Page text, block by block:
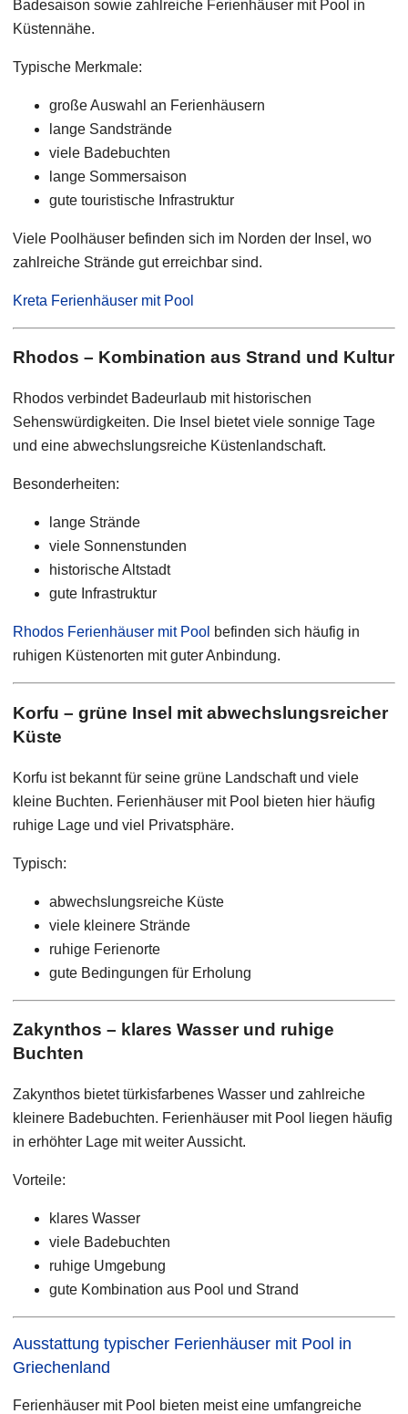
Badesaison sowie zahlreiche Ferienhäuser mit Pool in
Küstennähe.
Typische Merkmale:
große Auswahl an Ferienhäusern
lange Sandstrände
viele Badebuchten
lange Sommersaison
gute touristische Infrastruktur
Viele Poolhäuser befinden sich im Norden der Insel, wo
zahlreiche Strände gut erreichbar sind.
Kreta Ferienhäuser mit Pool
Rhodos – Kombination aus Strand und Kultur
Rhodos verbindet Badeurlaub mit historischen
Sehenswürdigkeiten. Die Insel bietet viele sonnige Tage
und eine abwechslungsreiche Küstenlandschaft.
Besonderheiten:
lange Strände
viele Sonnenstunden
historische Altstadt
gute Infrastruktur
Rhodos Ferienhäuser mit Pool befinden sich häufig in
ruhigen Küstenorten mit guter Anbindung.
Korfu – grüne Insel mit abwechslungsreicher
Küste
Korfu ist bekannt für seine grüne Landschaft und viele
kleine Buchten. Ferienhäuser mit Pool bieten hier häufig
ruhige Lage und viel Privatsphäre.
Typisch:
abwechslungsreiche Küste
viele kleinere Strände
ruhige Ferienorte
gute Bedingungen für Erholung
Zakynthos – klares Wasser und ruhige
Buchten
Zakynthos bietet türkisfarbenes Wasser und zahlreiche
kleinere Badebuchten. Ferienhäuser mit Pool liegen häufig
in erhöhter Lage mit weiter Aussicht.
Vorteile:
klares Wasser
viele Badebuchten
ruhige Umgebung
gute Kombination aus Pool und Strand
Ausstattung typischer Ferienhäuser mit Pool in
Griechenland
Ferienhäuser mit Pool bieten meist eine umfangreiche